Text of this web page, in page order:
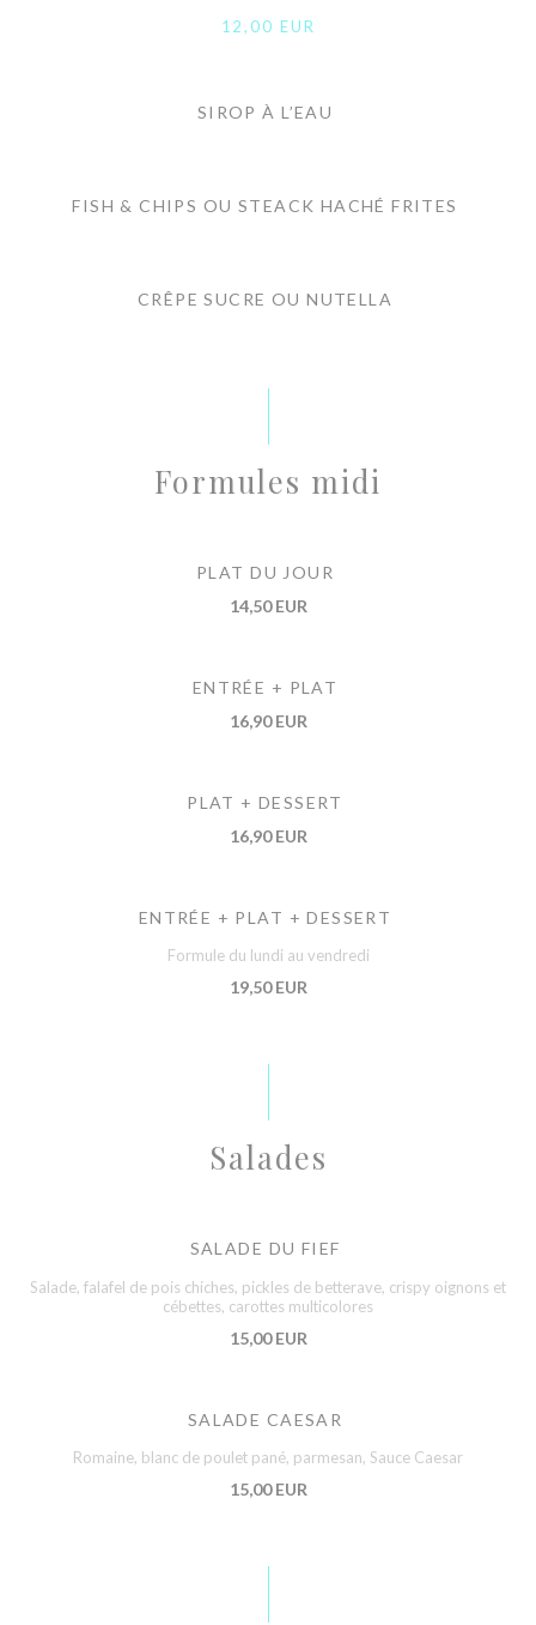
12,00 EUR
SIROP À L’EAU
FISH & CHIPS OU STEACK HACHÉ FRITES
CRÊPE SUCRE OU NUTELLA
Formules midi
PLAT DU JOUR
14,50 EUR
ENTRÉE + PLAT
16,90 EUR
PLAT + DESSERT
16,90 EUR
ENTRÉE + PLAT + DESSERT
Formule du lundi au vendredi
19,50 EUR
Salades
SALADE DU FIEF
Salade, falafel de pois chiches, pickles de betterave, crispy oignons et
cébettes, carottes multicolores
15,00 EUR
SALADE CAESAR
Romaine, blanc de poulet pané, parmesan, Sauce Caesar
15,00 EUR